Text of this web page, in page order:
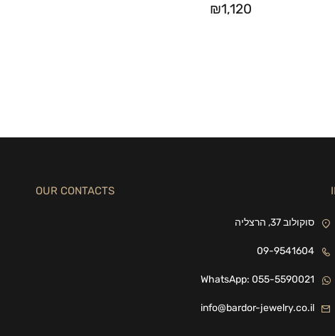
₪1,120
OUR CONTACTS
סוקולוב 37, הרצליה
09-9541604
WhatsApp: 055-5590021
info@bardor-jewelry.co.il